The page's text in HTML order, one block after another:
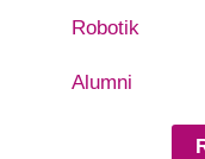
Robotik
Alumni